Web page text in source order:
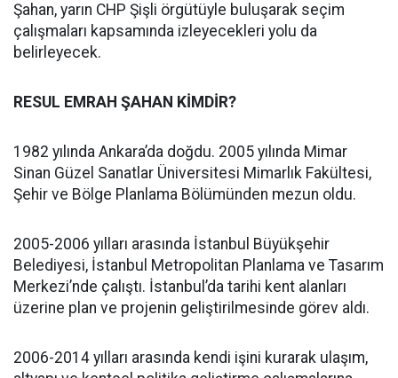
Şahan, yarın CHP Şişli örgütüyle buluşarak seçim
çalışmaları kapsamında izleyecekleri yolu da
belirleyecek.
RESUL EMRAH ŞAHAN KİMDİR?
1982 yılında Ankara’da doğdu. 2005 yılında Mimar
Sinan Güzel Sanatlar Üniversitesi Mimarlık Fakültesi,
Şehir ve Bölge Planlama Bölümünden mezun oldu.
2005-2006 yılları arasında İstanbul Büyükşehir
Belediyesi, İstanbul Metropolitan Planlama ve Tasarım
Merkezi’nde çalıştı. İstanbul’da tarihi kent alanları
üzerine plan ve projenin geliştirilmesinde görev aldı.
2006-2014 yılları arasında kendi işini kurarak ulaşım,